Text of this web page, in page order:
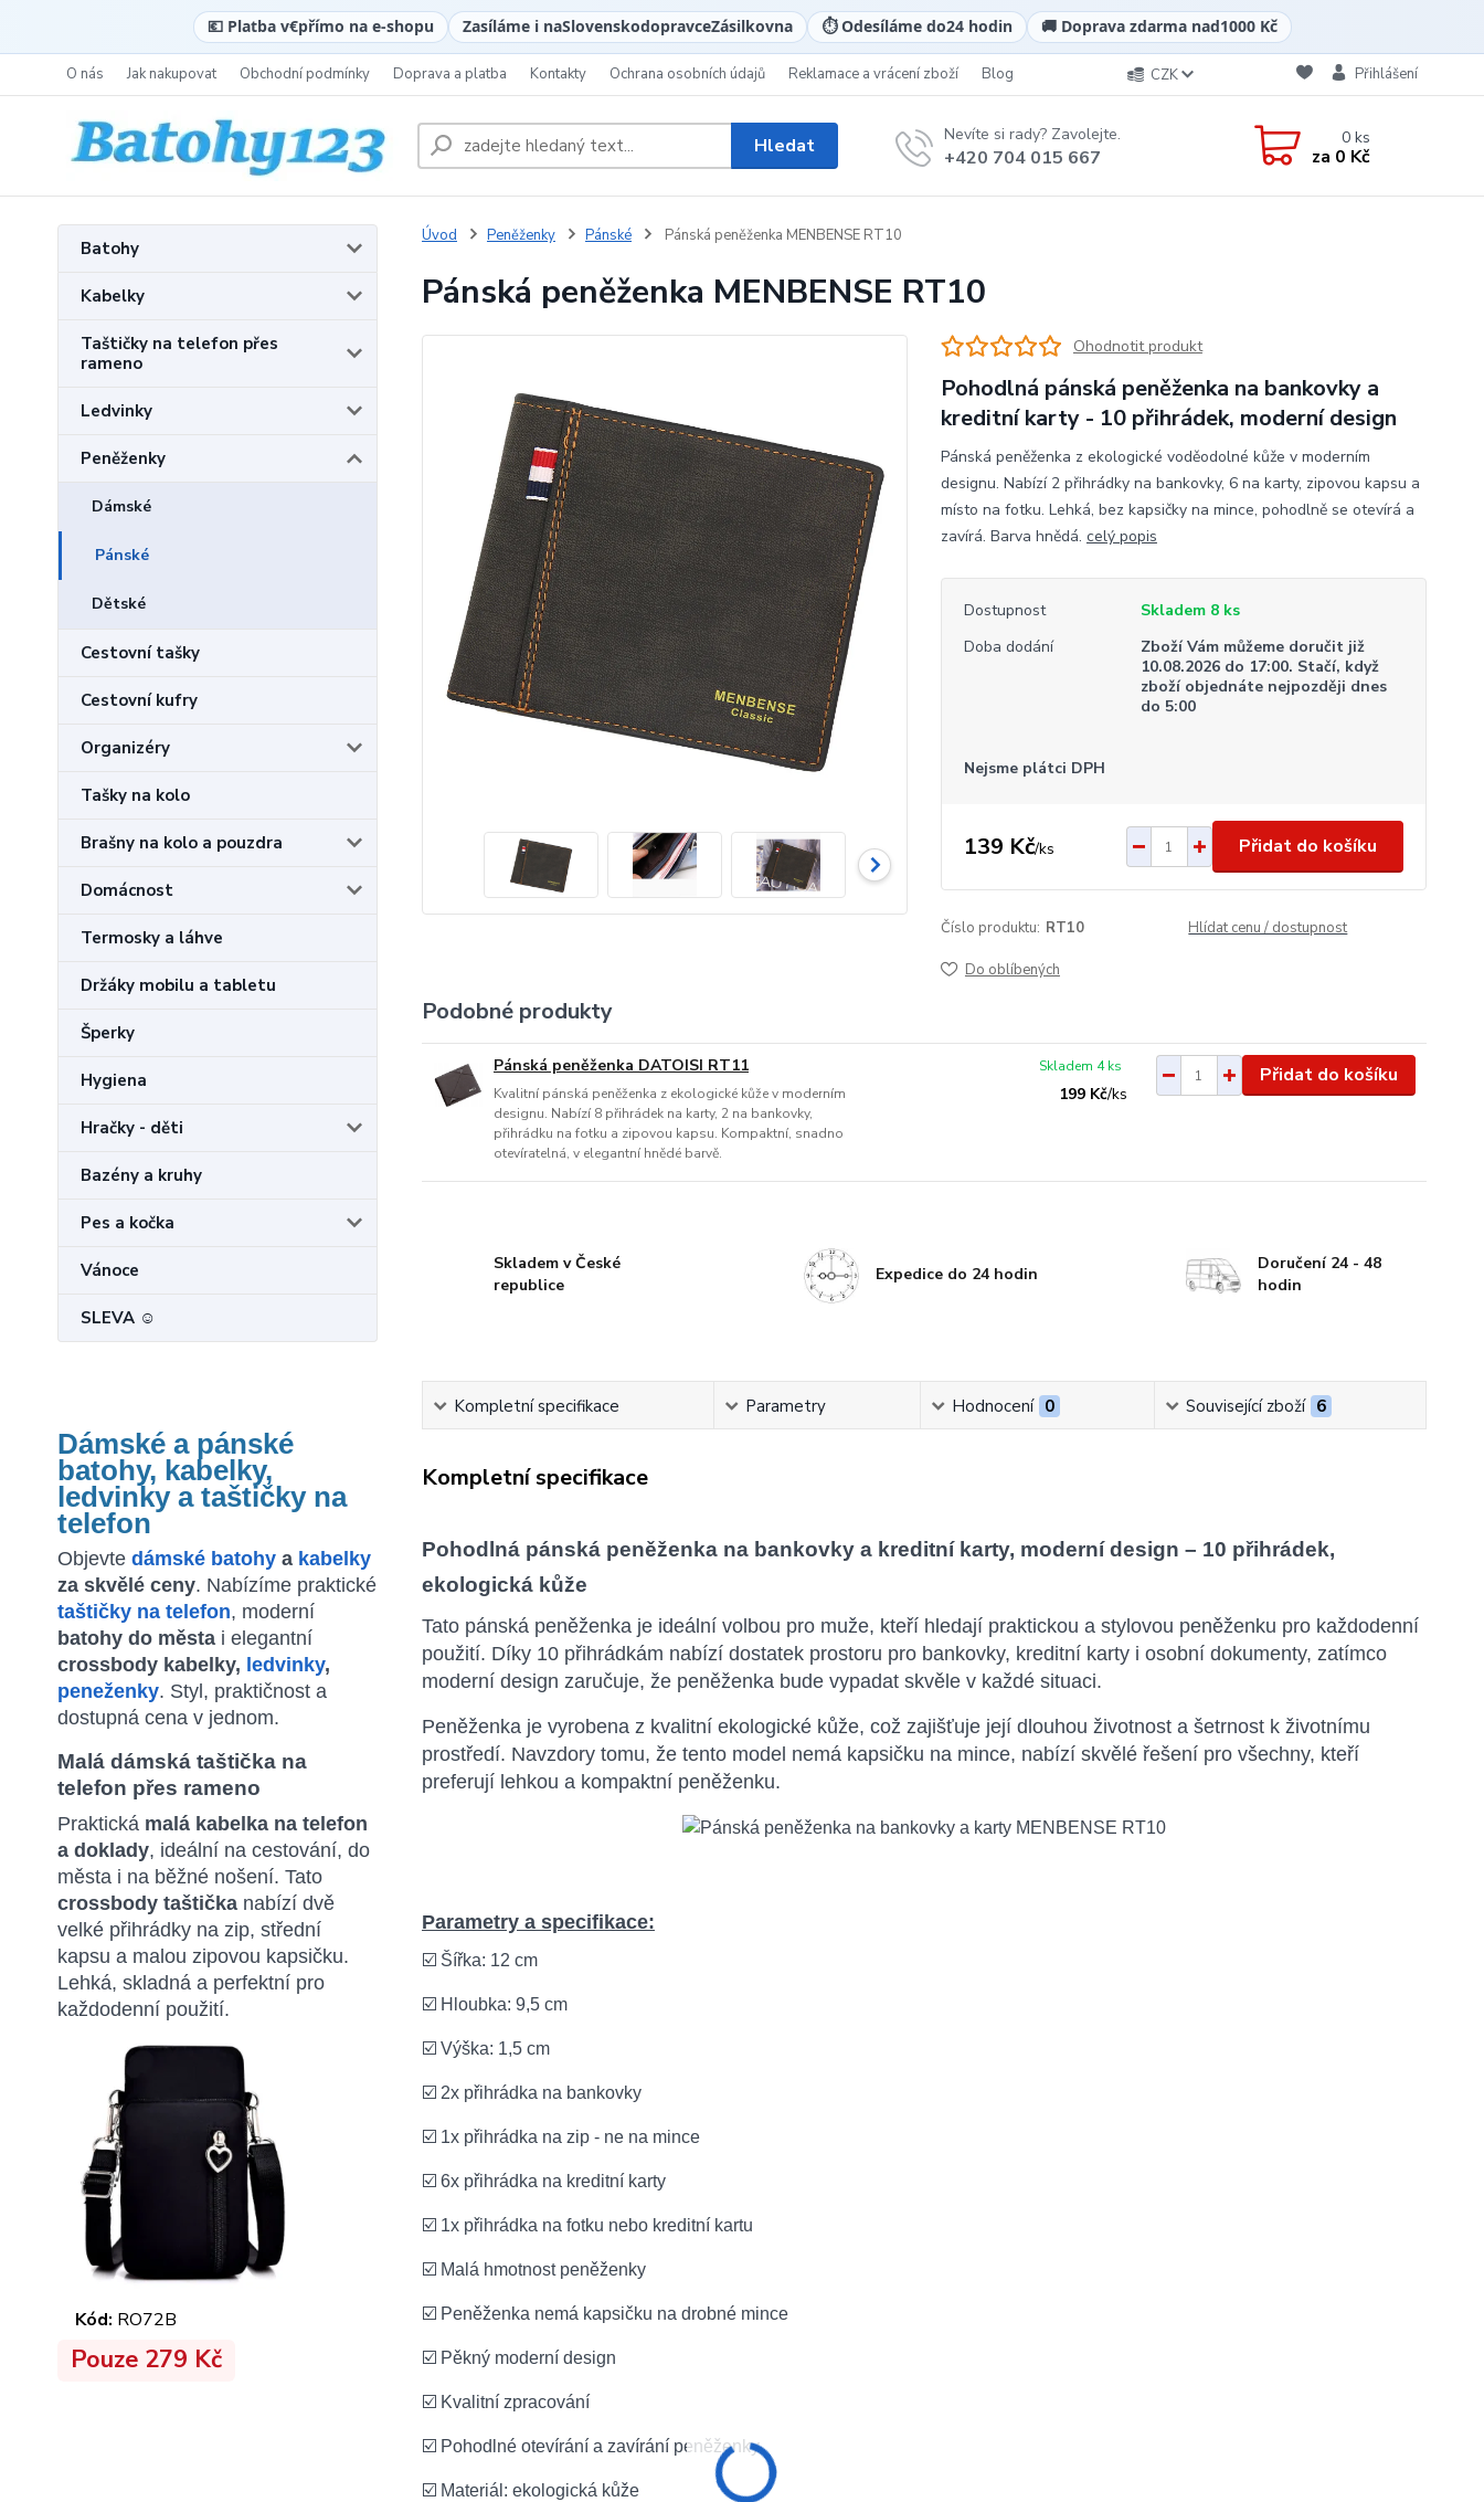
💶 Platba v€přímo na e-shopu Zasíláme i naSlovenskodopravceZásilkovna ⏱️ Odesíláme do24 hodin 🚚 Doprava zdarma nad1000 Kč
O nás Jak nakupovat Obchodní podmínky Doprava a platba Kontakty Ochrana osobních údajů Reklamace a vrácení zboží Blog CZK Přihlášení
Hledat Nevíte si rady? Zavolejte.
+420 704 015 667
0ks
za 0 Kč
Batohy
Kabelky
Taštičky na telefon přes
rameno
Ledvinky
Peněženky
Dámské
Pánské
Dětské
Cestovní tašky
Cestovní kufry
Organizéry
Tašky na kolo
Brašny na kolo a pouzdra
Domácnost
Termosky a láhve
Držáky mobilu a tabletu
Šperky
Hygiena
Hračky - děti
Bazény a kruhy
Pes a kočka
Vánoce
SLEVA ☺
Dámské a pánské
batohy, kabelky,
ledvinky a taštičky na
telefon
Objevte dámské batohy a kabelky
za skvělé ceny. Nabízíme praktické
taštičky na telefon, moderní
batohy do města i elegantní
crossbody kabelky, ledvinky,
peneženky. Styl, praktičnost a
dostupná cena v jednom.
Malá dámská taštička na
telefon přes rameno
Praktická malá kabelka na telefon
a doklady, ideální na cestování, do
města i na běžné nošení. Tato
crossbody taštička nabízí dvě
velké přihrádky na zip, střední
kapsu a malou zipovou kapsičku.
Lehká, skladná a perfektní pro
každodenní použití.
Kód: RO72B
Pouze 279 Kč
Úvod Peněženky Pánské Pánská peněženka MENBENSE RT10
Pánská peněženka MENBENSE RT10
Ohodnotit produkt
Pohodlná pánská peněženka na bankovky a
kreditní karty - 10 přihrádek, moderní design
Pánská peněženka z ekologické voděodolné kůže v moderním
designu. Nabízí 2 přihrádky na bankovky, 6 na karty, zipovou kapsu a
místo na fotku. Lehká, bez kapsičky na mince, pohodlně se otevírá a
zavírá. Barva hnědá. celý popis
Dostupnost
Skladem 8 ks
Doba dodání
Zboží Vám můžeme doručit již
10.08.2026 do 17:00. Stačí, když
zboží objednáte nejpozději dnes
do 5:00
Nejsme plátci DPH
139 Kč/ks Přidat do košíku
Číslo produktu: RT10 Hlídat cenu / dostupnost
Do oblíbených
Podobné produkty
Pánská peněženka DATOISI RT11
Kvalitní pánská peněženka z ekologické kůže v moderním
designu. Nabízí 8 přihrádek na karty, 2 na bankovky,
přihrádku na fotku a zipovou kapsu. Kompaktní, snadno
otevíratelná, v elegantní hnědé barvě.
199 Kč/ks
Skladem 4 ks Přidat do košíku
Skladem v České
republice
Expedice do 24 hodin
Doručení 24 - 48
hodin
Kompletní specifikace Parametry Hodnocení 0 Související zboží 6
Kompletní specifikace
Pohodlná pánská peněženka na bankovky a kreditní karty, moderní design – 10 přihrádek,
ekologická kůže
Tato pánská peněženka je ideální volbou pro muže, kteří hledají praktickou a stylovou peněženku pro každodenní
použití. Díky 10 přihrádkám nabízí dostatek prostoru pro bankovky, kreditní karty i osobní dokumenty, zatímco
moderní design zaručuje, že peněženka bude vypadat skvěle v každé situaci.
Peněženka je vyrobena z kvalitní ekologické kůže, což zajišťuje její dlouhou životnost a šetrnost k životnímu
prostředí. Navzdory tomu, že tento model nemá kapsičku na mince, nabízí skvělé řešení pro všechny, kteří
preferují lehkou a kompaktní peněženku.
Parametry a specifikace:
☑️ Šířka: 12 cm
☑️ Hloubka: 9,5 cm
☑️ Výška: 1,5 cm
☑️ 2x přihrádka na bankovky
☑️ 1x přihrádka na zip - ne na mince
☑️ 6x přihrádka na kreditní karty
☑️ 1x přihrádka na fotku nebo kreditní kartu
☑️ Malá hmotnost peněženky
☑️ Peněženka nemá kapsičku na drobné mince
☑️ Pěkný moderní design
☑️ Kvalitní zpracování
☑️ Pohodlné otevírání a zavírání peněženky
☑️ Materiál: ekologická kůže